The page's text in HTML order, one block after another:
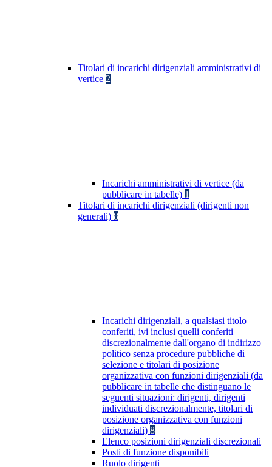
Titolari di incarichi dirigenziali amministrativi di
vertice 2
Incarichi amministrativi di vertice (da
pubblicare in tabelle) 1
Titolari di incarichi dirigenziali (dirigenti non
generali) 8
Incarichi dirigenziali, a qualsiasi titolo
conferiti, ivi inclusi quelli conferiti
discrezionalmente dall'organo di indirizzo
politico senza procedure pubbliche di
selezione e titolari di posizione
organizzativa con funzioni dirigenziali (da
pubblicare in tabelle che distinguano le
seguenti situazioni: dirigenti, dirigenti
individuati discrezionalmente, titolari di
posizione organizzativa con funzioni
dirigenziali) 8
Elenco posizioni dirigenziali discrezionali
Posti di funzione disponibili
Ruolo dirigenti